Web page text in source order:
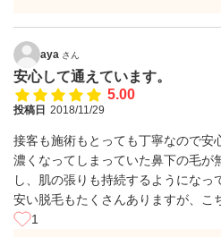
aya さん
安心して通えています。
5.00
投稿日 2018/11/29
接客も施術もとっても丁寧なので安
濃くなってしまっていた鼻下の毛が
し、肌の張りも持続するようになっ
安い脱毛もたくさんありますが、こ
1